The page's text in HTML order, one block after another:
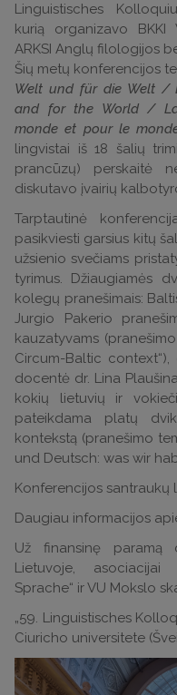
Linguistisches
kurią organizavo
ARKSI Anglų filologijos
Šių metų konferencijos
Welt und für die Welt /
and for the World / La
monde et pour le
lingvistai iš 18 šalių
prancūzų) perskaitė
diskutavo įvairių
Tarptautinė
pasikviesti garsius kitų
užsienio svečiams
tyrimus. Džiaugiamės
kolegų pranešimais:
Jurgio Pakerio
kauzatyvams
Circum-Baltic
docentė dr. Lina
kokių lietuvių ir
pateikdama platų
kontekstą (pranešimo
und Deutsch: was wir
Konferencijos santraukų
Daugiau informacijos
Už finansinę paramą
Lietuvoje,
Sprache“ ir VU Mokslo
„59. Linguistisches
Ciuricho universitete